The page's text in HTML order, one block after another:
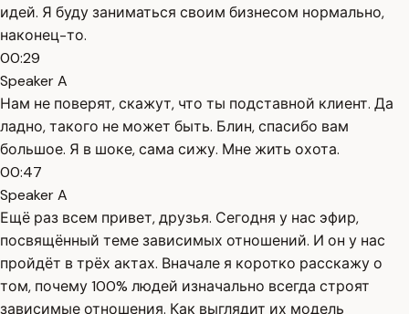
идей. Я буду заниматься своим бизнесом нормально,
наконец-то.
00:29
Speaker A
Нам не поверят, скажут, что ты подставной клиент. Да
ладно, такого не может быть. Блин, спасибо вам
большое. Я в шоке, сама сижу. Мне жить охота.
00:47
Speaker A
Ещё раз всем привет, друзья. Сегодня у нас эфир,
посвящённый теме зависимых отношений. И он у нас
пройдёт в трёх актах. Вначале я коротко расскажу о
том, почему 100% людей изначально всегда строят
зависимые отношения. Как выглядит их модель